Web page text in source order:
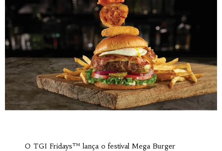
O TGI Fridays™ lança o festival Mega Burger